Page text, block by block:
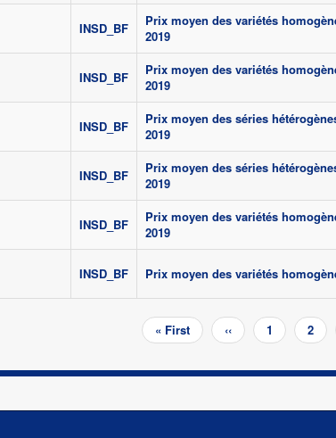
INSD_BF
Prix moyen des variétés
2019
INSD_BF
Prix moyen des variétés
2019
INSD_BF
Prix moyen des séries
2019
INSD_BF
Prix moyen des séries
2019
INSD_BF
Prix moyen des variétés
2019
INSD_BF Prix moyen des variétés
Première
page
« First
Page
précédente
‹‹ Page
1 Page
2